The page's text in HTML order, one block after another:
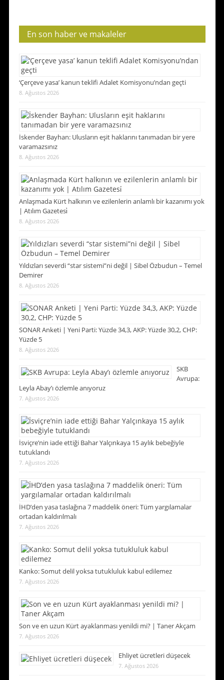
En son haber ve makaleler
‘Çerçeve yasa’ kanun teklifi Adalet Komisyonu’ndan geçti
8. Ağustos 2026
İskender Bayhan: Ulusların eşit haklarını tanımadan bir yere
varamazsınız
8. Ağustos 2026
Anlaşmada Kürt halkının ve ezilenlerin anlamlı bir kazanımı yok
| Atılım Gazetesi̇
8. Ağustos 2026
Yıldızları severdi “star sistemi”ni değil | Sibel Özbudun – Temel
Demirer
8. Ağustos 2026
SONAR Anketi | Yeni Parti: Yüzde 34,3, AKP: Yüzde 30,2, CHP:
Yüzde 5
8. Ağustos 2026
SKB
Avrupa:
Leyla Abay’ı özlemle anıyoruz
7. Ağustos 2026
İsviçre’nin iade ettiği Bahar Yalçınkaya 15 aylık bebeğiyle
tutuklandı
7. Ağustos 2026
İHD’den yasa taslağına 7 maddelik öneri: Tüm yargılamalar
ortadan kaldırılmalı
7. Ağustos 2026
Kanko: Somut delil yoksa tutukluluk kabul edilemez
7. Ağustos 2026
Son ve en uzun Kürt ayaklanması yenildi mi? | Taner Akçam
7. Ağustos 2026
Ehliyet ücretleri düşecek
7. Ağustos 2026